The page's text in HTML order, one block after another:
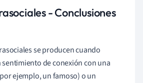
- Conclusiones
se producen cuando
de conexión con una
ejemplo, un famoso) o un